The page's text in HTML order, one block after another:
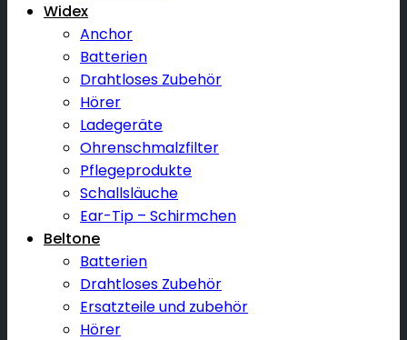
Widex
Anchor
Batterien
Drahtloses Zubehör
Hörer
Ladegeräte
Ohrenschmalzfilter
Pflegeprodukte
Schallsläuche
Ear-Tip – Schirmchen
Beltone
Batterien
Drahtloses Zubehör
Ersatzteile und zubehör
Hörer